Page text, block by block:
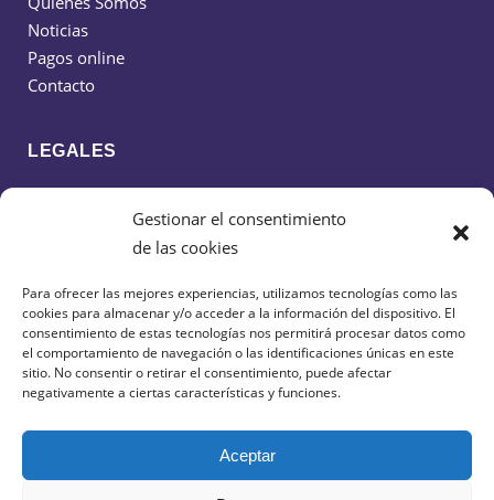
Gestionar el consentimiento
de las cookies
Para ofrecer las mejores experiencias, utilizamos tecnologías como las
cookies para almacenar y/o acceder a la información del dispositivo. El
consentimiento de estas tecnologías nos permitirá procesar datos como
el comportamiento de navegación o las identificaciones únicas en este
sitio. No consentir o retirar el consentimiento, puede afectar
negativamente a ciertas características y funciones.
Aceptar
Noticias
Pagos online
Contacto
LEGALES
CONTACTO
638 599 516